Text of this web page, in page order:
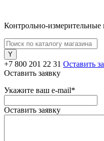
Контрольно-измерительные
+7 800 201 22 31 Оставить
Оставить заявку
Укажите ваш e-mail*
Оставить заявку